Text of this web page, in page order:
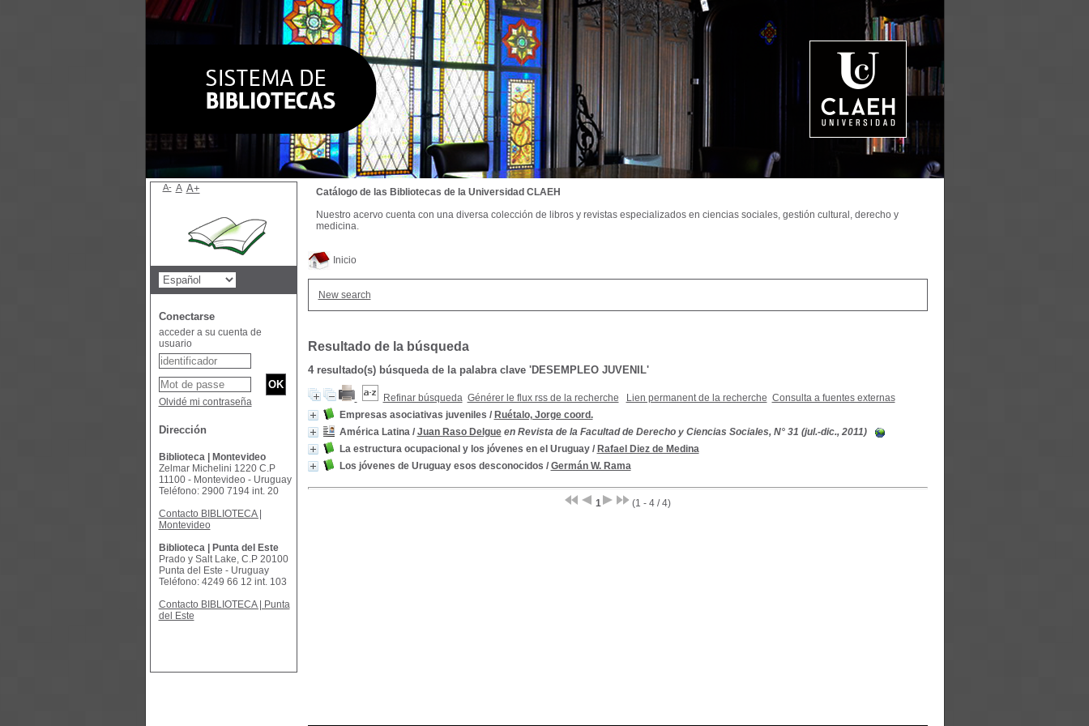
Inicio
New search
Resultado de la búsqueda
4 resultado(s) búsqueda de la palabra clave 'DESEMPLEO JUVENIL'
Refinar búsqueda Générer le flux rss de la recherche Lien permanent de la recherche Consulta a fuentes externas
Empresas asociativas juveniles / Ruétalo, Jorge coord.
América Latina/ Juan Raso Delgue en Revista de la Facultad de Derecho y Ciencias Sociales, N° 31 (jul.-dic., 2011)
La estructura ocupacional y los jóvenes en el Uruguay/ Rafael Diez de Medina
Los jóvenes de Uruguay esos desconocidos / Germán W. Rama
1 (1 - 4 / 4)
Catálogo de las Bibliotecas de la Universidad CLAEH
Nuestro acervo cuenta con una diversa colección de libros y revistas especializados en ciencias sociales, gestión cultural, derecho y
medicina.
A- A A+
Conectarse
acceder a su cuenta de
usuario
Olvidé mi contraseña
Dirección
Biblioteca | Montevideo
Zelmar Michelini 1220 C.P
11100 - Montevideo - Uruguay
Teléfono: 2900 7194 int. 20
Contacto BIBLIOTECA |
Montevideo
Biblioteca | Punta del Este
Prado y Salt Lake, C.P 20100
Punta del Este - Uruguay
Teléfono: 4249 66 12 int. 103
Contacto BIBLIOTECA | Punta
del Este